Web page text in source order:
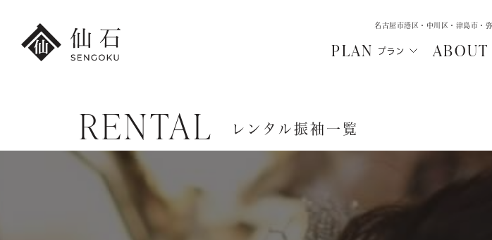
名古屋市港区・中川区・津島市・
PLAN プラン
FURISODE
振袖レンタル・
撮影プラン
レンタル振袖一覧
HAKAMA
卒業袴レンタルプラン
N
ABOUT
RENTAL レンタル振袖一覧